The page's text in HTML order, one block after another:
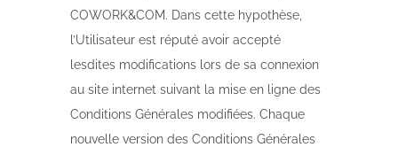
COWORK&COM. Dans cette hypothèse,
l’Utilisateur est réputé avoir accepté
lesdites modifications lors de sa connexion
au site internet suivant la mise en ligne des
Conditions Générales modifiées. Chaque
nouvelle version des Conditions Générales